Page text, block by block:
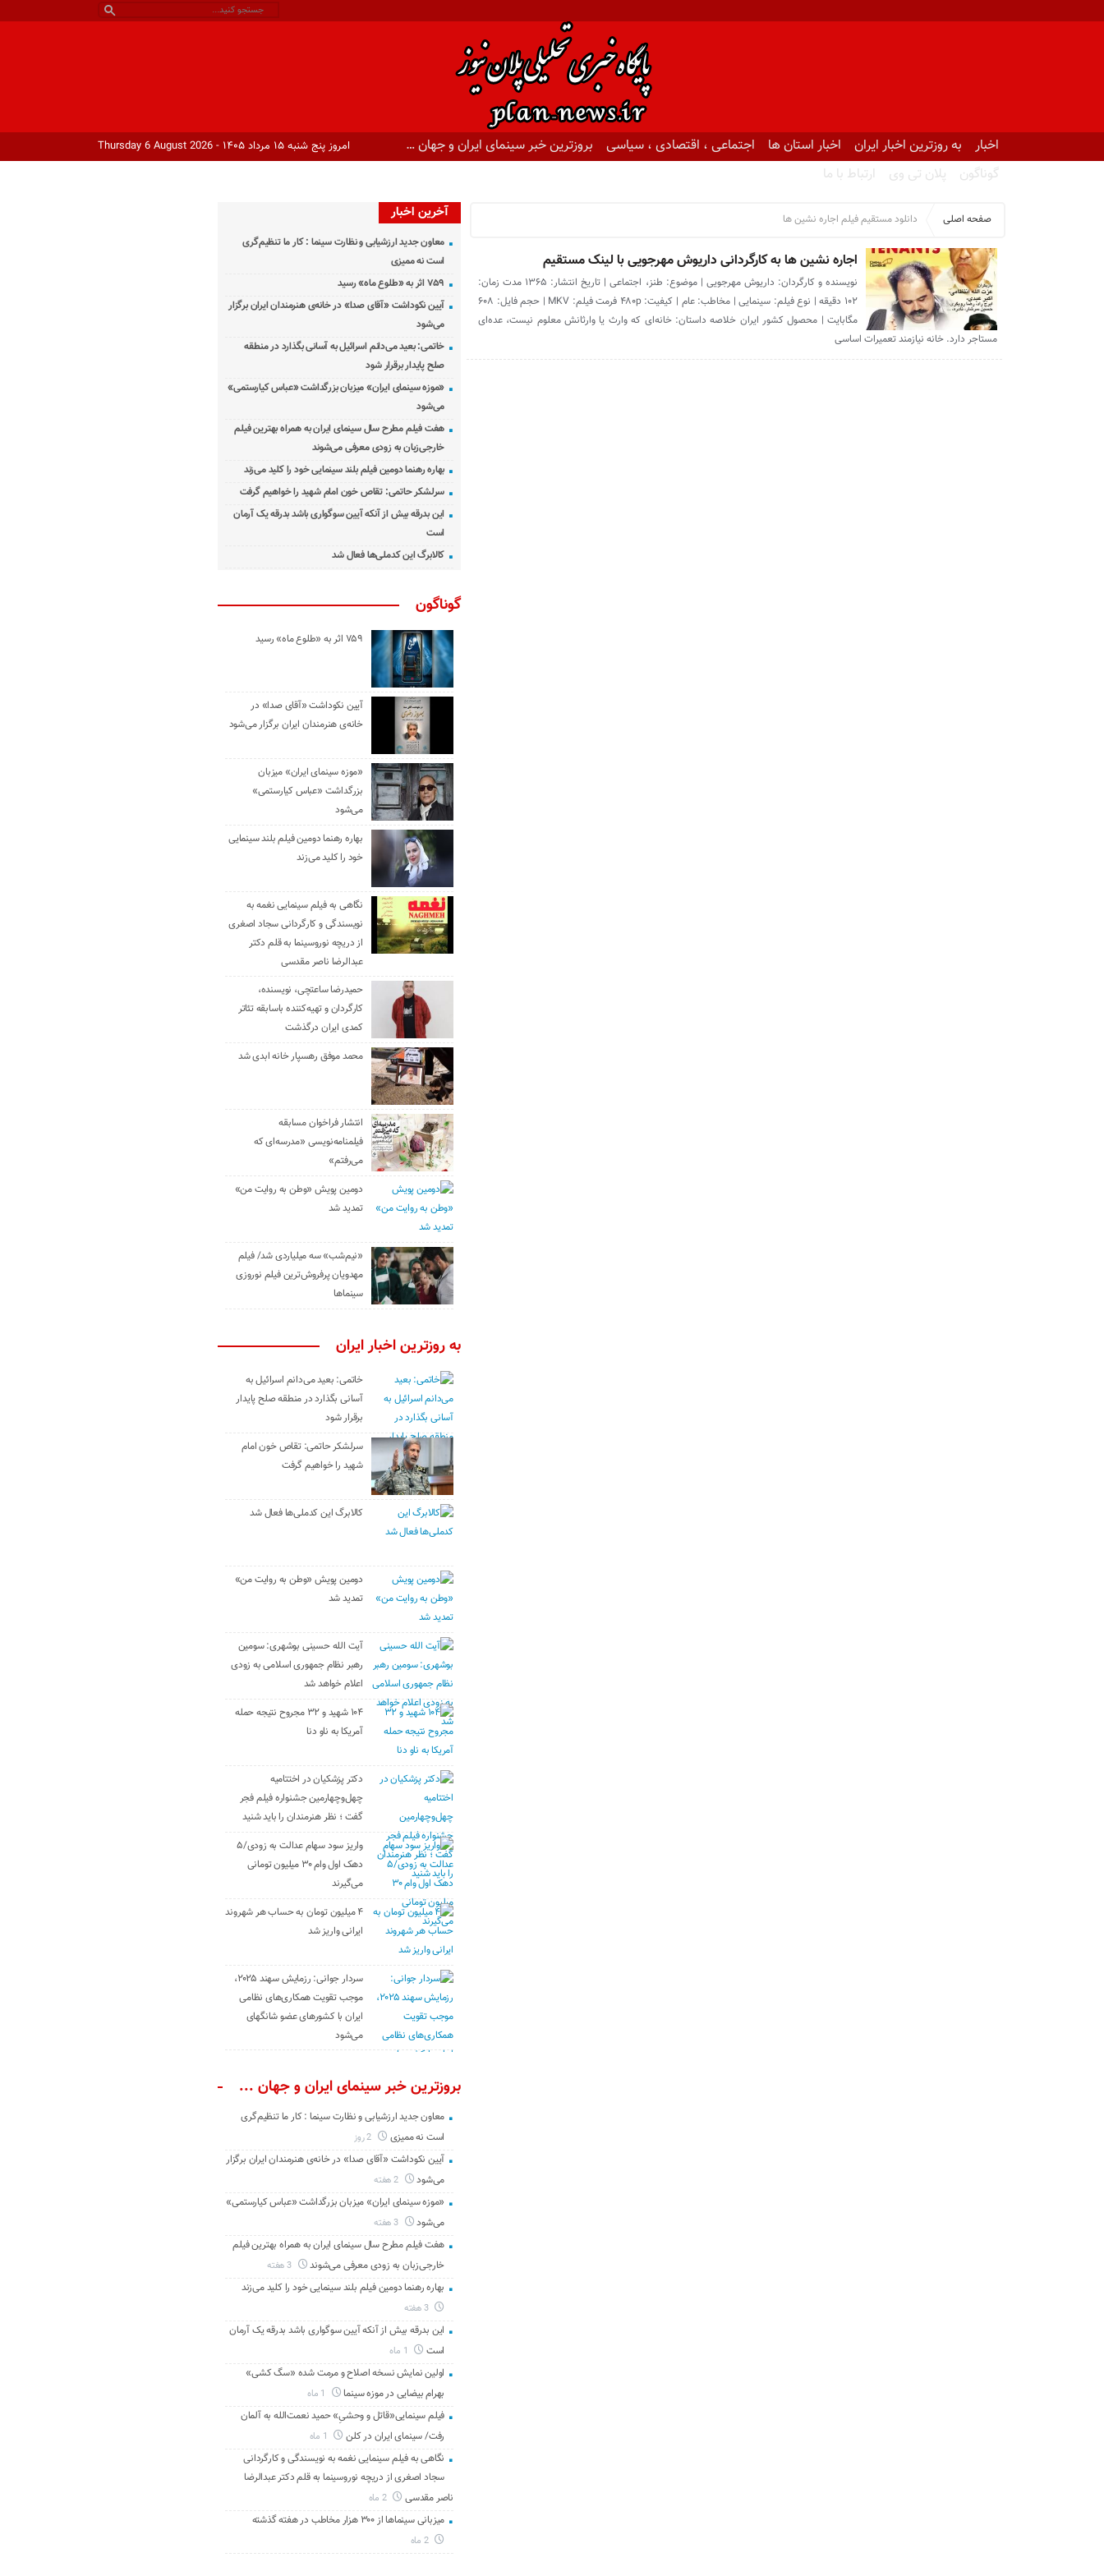
اخبار به روزترین اخبار ایران اخبار استان ها اجتماعی ، اقتصادی ، سیاسی
بروزترین خبر سینمای ایران و جهان …
گوناگون
پلان تی وی ارتباط با ما
امروز پنج شنبه ۱۵ مرداد ۱۴۰۵ - Thursday 6 August 2026
صفحه اصلی دانلود مستقیم فیلم اجاره نشین ها
اجاره نشین ها به کارگردانی داریوش مهرجویی با لینک مستقیم
نویسنده و کارگردان: داریوش مهرجویی | موضوع: طنز، اجتماعی | تاریخ انتشار: ۱۳۶۵ مدت زمان:
۱۰۲ دقیقه | نوع فیلم: سینمایی | مخاطب: عام | کیفیت: ۴۸۰p فرمت فیلم: MKV | حجم فایل: ۶۰۸
مگابایت | محصول کشور ایران خلاصه داستان: خانه‌ای که وارث یا وارثانش معلوم نیست، عده‌ای
مستاجر دارد. خانه نیازمند تعمیرات اساسی
آخرین اخبار
معاون جدید ارزشیابی و نظارت سینما : کار ما تنظیم‌گری
است نه ممیزی
۷۵۹ اثر به «طلوع ماه» رسید
آیین نکوداشت «آقای صدا» در خانه‌ی هنرمندان ایران برگزار
می‌شود
خاتمی: بعید می‌دانم اسرائیل به آسانی بگذارد در منطقه
صلح پایدار برقرار شود
«موزه سینمای ایران» میزبان بزرگداشت «عباس کیارستمی»
می‌شود
هفت فیلم مطرح سال سینمای ایران به همراه بهترین فیلم
خارجی‌زبان به زودی معرفی می‌شوند
بهاره رهنما دومین فیلم بلند سینمایی خود را کلید می‌زند
سرلشکر حاتمی: تقاص خون امام شهید را خواهیم گرفت
این بدرقه بیش از آنکه آیین سوگواری باشد بدرقه یک آرمان
است
کالابرگ این کدملی‌ها فعال شد
گوناگون
۷۵۹ اثر به «طلوع ماه» رسید
آیین نکوداشت «آقای صدا» در
خانه‌ی هنرمندان ایران برگزار می‌شود
«موزه سینمای ایران» میزبان
بزرگداشت «عباس کیارستمی»
می‌شود
بهاره رهنما دومین فیلم بلند سینمایی
خود را کلید می‌زند
نگاهی به فیلم سینمایی نغمه به
نویسندگی و کارگردانی سجاد اصغری
از دریچه نوروسینما به قلم دکتر
عبدالرضا ناصر مقدسی
حمیدرضا ساعتچی، نویسنده،
کارگردان و تهیه‌کننده باسابقه تئاتر
کمدی ایران درگذشت
محمد موفق رهسپار خانه ابدی شد
انتشار فراخوان مسابقه
فیلمنامه‌نویسی «مدرسه‌ای که
می‌رفتم»
دومین پویش «وطن به روایت من»
تمدید شد
«نیم‌شب» سه میلیاردی شد/ فیلم
مهدویان پرفروش‌ترین فیلم نوروزی
سینماها
به روزترین اخبار ایران
خاتمی: بعید می‌دانم اسرائیل به
آسانی بگذارد در منطقه صلح پایدار
برقرار شود
سرلشکر حاتمی: تقاص خون امام
شهید را خواهیم گرفت
کالابرگ این کدملی‌ها فعال شد
دومین پویش «وطن به روایت من»
تمدید شد
آیت الله حسینی بوشهری: سومین
رهبر نظام جمهوری اسلامی به زودی
اعلام خواهد شد
۱۰۴ شهید و ۳۲ مجروح نتیجه حمله
آمریکا به ناو دنا
دکتر پزشکیان در اختتامیه
چهل‌وچهارمین جشنواره فیلم فجر
گفت ؛ نظر هنرمندان را باید شنید
واریز سود سهام عدالت به زودی/۵
دهک اول وام ۳۰ میلیون تومانی
می‌گیرند
۴ میلیون تومان به حساب هر شهروند
ایرانی واریز شد
سردار جوانی: رزمایش سهند ۲۰۲۵،
موجب تقویت همکاری‌های نظامی
ایران با کشور‌های عضو شانگهای
می‌شود
بروزترین خبر سینمای ایران و جهان ...
معاون جدید ارزشیابی و نظارت سینما : کار ما تنظیم‌گری
است نه ممیزی
آیین نکوداشت «آقای صدا» در خانه‌ی هنرمندان ایران برگزار
می‌شود
2 هفته
«موزه سینمای ایران» میزبان بزرگداشت «عباس کیارستمی»
می‌شود
3 هفته
هفت فیلم مطرح سال سینمای ایران به همراه بهترین فیلم
خارجی‌زبان به زودی معرفی می‌شوند
3 هفته
بهاره رهنما دومین فیلم بلند سینمایی خود را کلید می‌زند
3 هفته
این بدرقه بیش از آنکه آیین سوگواری باشد بدرقه یک آرمان
است
اولین نمایش نسخه اصلاح و مرمت شده «سگ کشی»
بهرام بیضایی در موزه سینما
فیلم سینمایی«قاتل و وحشیِ» حمید نعمت‌الله به آلمان
رفت/ سینمای ایران در کلن
نگاهی به فیلم سینمایی نغمه به نویسندگی و کارگردانی
سجاد اصغری از دریچه نوروسینما به قلم دکتر عبدالرضا
ناصر مقدسی
2 ماه
میزبانی سینماها از ۳۰۰ هزار مخاطب در هفته گذشته
2 ماه